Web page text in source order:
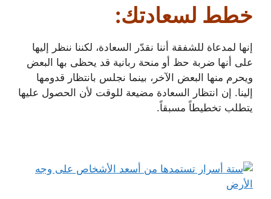
خطط لسعادتك:
إنها لمدعاة للشفقة أننا نقدّر السعادة، لكننا ننظر إليها
على أنها ضربة حظ أو منحة ربانية قد يحظى بها البعض
ويحرم منها البعض الآخر، بينما نجلس بانتظار قدومها
إلينا. إن انتظار السعادة مضيعة للوقت لأن الحصول عليها
يتطلب تخطيطاً مسبقاً.